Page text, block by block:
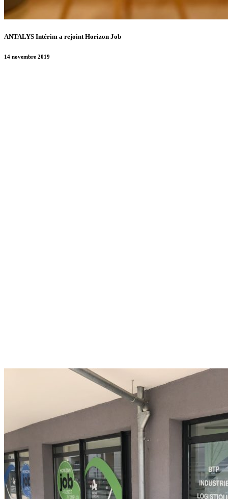
ANTALYS Intérim a rejoint Horizon Job
14 novembre 2019